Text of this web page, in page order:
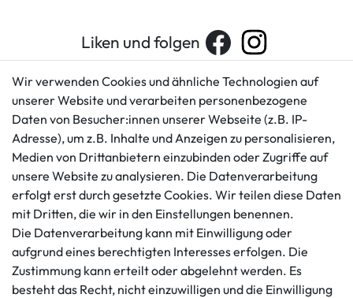
Liken und folgen
Kundenservice
+49 421 596586
Mo. - Fr. 9 - 16 Uhr
info@gameworld.de
Kontaktformular
Rechtliches
AGB
Impressum
Datenschutzerklärung
Barrierefreiheitserklärung
Widerrufs­recht
Vertrag widerrufen
Informationen
Ankauf
Zahlungsmöglichkeiten
Wir verwenden Cookies und ähnliche Technologien auf
unserer Website und verarbeiten personenbezogene
Daten von Besucher:innen unserer Webseite (z.B. IP-
Adresse), um z.B. Inhalte und Anzeigen zu personalisieren,
Medien von Drittanbietern einzubinden oder Zugriffe auf
unsere Website zu analysieren. Die Datenverarbeitung
erfolgt erst durch gesetzte Cookies. Wir teilen diese Daten
mit Dritten, die wir in den Einstellungen benennen.
Die Datenverarbeitung kann mit Einwilligung oder
aufgrund eines berechtigten Interesses erfolgen. Die
Zustimmung kann erteilt oder abgelehnt werden. Es
besteht das Recht, nicht einzuwilligen und die Einwilligung